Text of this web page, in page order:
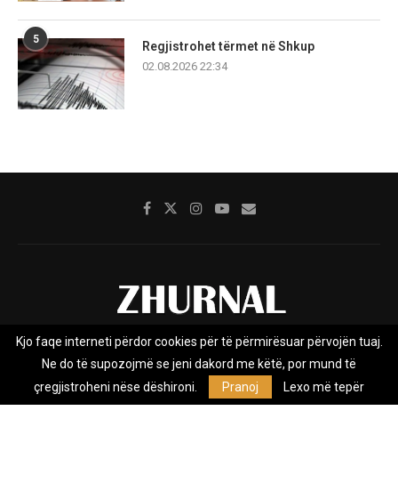
5
Regjistrohet tërmet në Shkup
02.08.2026 22:34
Rreth nesh Impresumi Marketing
Privacy Policy
Zhurnal.mk është Agjenci e Lajmeve e pavarur, e themeluar në vitin
Kjo faqe interneti përdor cookies për të përmirësuar përvojën tuaj.
Ne do të supozojmë se jeni dakord me këtë, por mund të
çregjistroheni nëse dëshironi.
Pranoj Lexo më tepër